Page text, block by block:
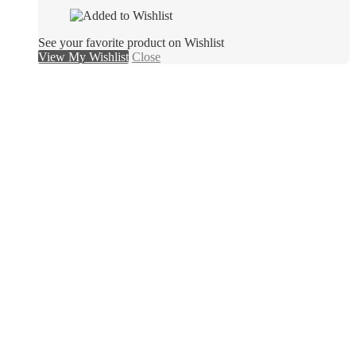
See your favorite product on Wishlist
View My Wishlist Close